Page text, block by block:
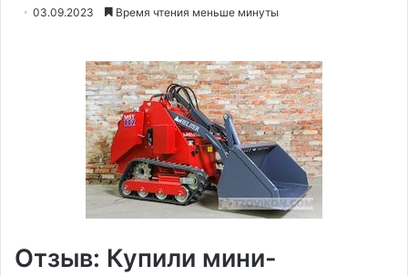
03.09.2023 Время чтения меньше минуты
Отзыв: Купили мини-